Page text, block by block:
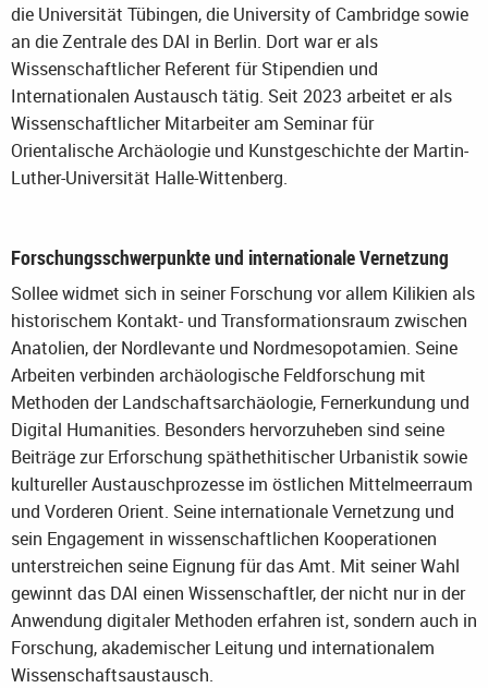
die Universität Tübingen, die University of Cambridge sowie
an die Zentrale des DAI in Berlin. Dort war er als
Wissenschaftlicher Referent für Stipendien und
Internationalen Austausch tätig. Seit 2023 arbeitet er als
Wissenschaftlicher Mitarbeiter am Seminar für
Orientalische Archäologie und Kunstgeschichte der Martin-
Luther-Universität Halle-Wittenberg.
Forschungsschwerpunkte und internationale Vernetzung
Sollee widmet sich in seiner Forschung vor allem Kilikien als
historischem Kontakt- und Transformationsraum zwischen
Anatolien, der Nordlevante und Nordmesopotamien. Seine
Arbeiten verbinden archäologische Feldforschung mit
Methoden der Landschaftsarchäologie, Fernerkundung und
Digital Humanities. Besonders hervorzuheben sind seine
Beiträge zur Erforschung späthethitischer Urbanistik sowie
kultureller Austauschprozesse im östlichen Mittelmeerraum
und Vorderen Orient. Seine internationale Vernetzung und
sein Engagement in wissenschaftlichen Kooperationen
unterstreichen seine Eignung für das Amt. Mit seiner Wahl
gewinnt das DAI einen Wissenschaftler, der nicht nur in der
Anwendung digitaler Methoden erfahren ist, sondern auch in
Forschung, akademischer Leitung und internationalem
Wissenschaftsaustausch.